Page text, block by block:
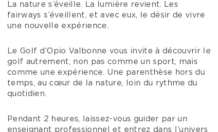
La nature s’éveille. La lumière revient. Les
fairways s’éveillent, et avec eux, le désir de vivre
une nouvelle expérience.
Le Golf d’Opio Valbonne vous invite à découvrir le
golf autrement, non pas comme un sport, mais
comme une expérience. Une parenthèse hors du
temps, au cœur de la nature, loin du rythme du
quotidien.
Pendant 2 heures, laissez-vous guider par un
enseignant professionnel et entrez dans l’univers